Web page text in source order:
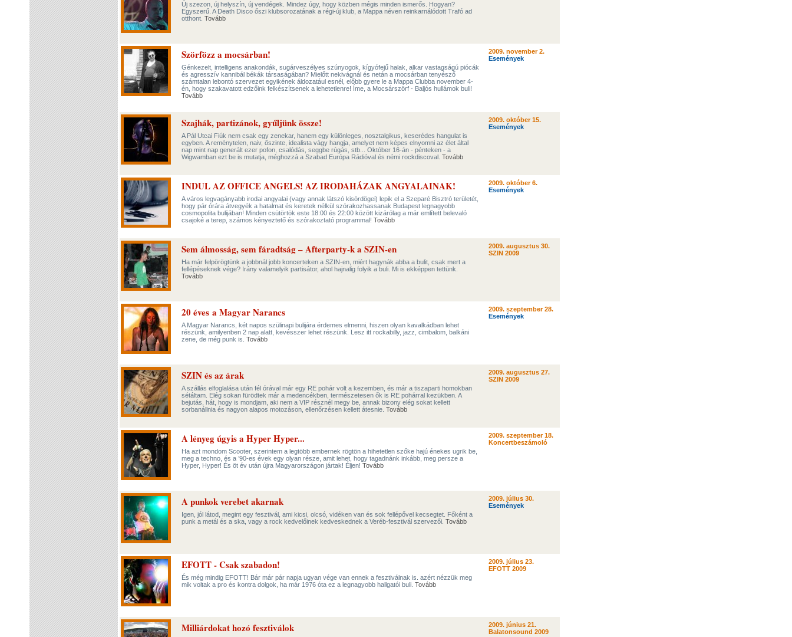
Új szezon, új helyszín, új vendégek. Mindez úgy, hogy közben mégis minden ismerős. Hogyan?
Egyszerű. A Death Disco őszi klubsorozatának a régi-új klub, a Mappa néven reinkarnálódott Trafó ad
otthont. Tovább
Szörfözz a mocsárban!
Génkezelt, intelligens anakondák, sugárveszélyes szúnyogok, kígyófejű halak, alkar vastagságú piócák
és agresszív kannibál békák társaságában? Mielőtt nekivágnál és netán a mocsárban tenyésző
számtalan lebontó szervezet egyikének áldozatául esnél, előbb gyere le a Mappa Clubba november 4-
én, hogy szakavatott edzőink felkészítsenek a lehetetlenre! Íme, a Mocsárszörf - Baljós hullámok buli!
Tovább
2009. november 2.
Események
Szajhák, partizánok, gyűljünk össze!
A Pál Utcai Fiúk nem csak egy zenekar, hanem egy különleges, nosztalgikus, keserédes hangulat is
egyben. A reménytelen, naiv, őszinte, idealista vágy hangja, amelyet nem képes elnyomni az élet által
nap mint nap generált ezer pofon, csalódás, seggbe rúgás, stb... Október 16-án - pénteken - a
Wigwamban ezt be is mutatja, méghozzá a Szabad Európa Rádióval és némi rockdiscoval. Tovább
2009. október 15.
Események
INDUL AZ OFFICE ANGELS! AZ IRODAHÁZAK ANGYALAINAK!
A város legvagányabb irodai angyalai (vagy annak látszó kisördögei) lepik el a Szeparé Bisztró területét,
hogy pár órára átvegyék a hatalmat és keretek nélkül szórakozhassanak Budapest legnagyobb
cosmopolita bulijában! Minden csütörtök este 18:00 és 22:00 között kizárólag a már említett belevaló
csajoké a terep, számos kényeztető és szórakoztató programmal! Tovább
2009. október 6.
Események
Sem álmosság, sem fáradtság – Afterparty-k a SZIN-en
Ha már felpörögtünk a jobbnál jobb koncerteken a SZIN-en, miért hagynák abba a bulit, csak mert a
fellépéseknek vége? Irány valamelyik partisátor, ahol hajnalig folyik a buli. Mi is ekképpen tettünk.
Tovább
2009. augusztus 30.
SZIN 2009
20 éves a Magyar Narancs
A Magyar Narancs, két napos szülinapi bulijára érdemes elmenni, hiszen olyan kavalkádban lehet
részünk, amilyenben 2 nap alatt, kevésszer lehet részünk. Lesz itt rockabilly, jazz, cimbalom, balkáni
zene, de még punk is. Tovább
2009. szeptember 28.
Események
SZIN és az árak
A szállás elfoglalása után fél órával már egy RE pohár volt a kezemben, és már a tiszaparti homokban
sétáltam. Elég sokan fürödtek már a medencékben, természetesen ők is RE pohárral kezükben. A
bejutás, hát, hogy is mondjam, aki nem a VIP résznél megy be, annak bizony elég sokat kellett
sorbanállnia és nagyon alapos motozáson, ellenőrzésen kellett átesnie. Tovább
2009. augusztus 27.
SZIN 2009
A lényeg úgyis a Hyper Hyper...
Ha azt mondom Scooter, szerintem a legtöbb embernek rögtön a hihetetlen szőke hajú énekes ugrik be,
meg a techno, és a ’90-es évek egy olyan része, amit lehet, hogy tagadnánk inkább, meg persze a
Hyper, Hyper! És öt év után újra Magyarországon jártak! Éljen! Tovább
2009. szeptember 18.
Koncertbeszámoló
A punkok verebet akarnak
Igen, jól látod, megint egy fesztivál, ami kicsi, olcsó, vidéken van és sok fellépővel kecsegtet. Főként a
punk a metál és a ska, vagy a rock kedvelőinek kedveskednek a Veréb-fesztivál szervezői. Tovább
2009. július 30.
Események
EFOTT - Csak szabadon!
És még mindig EFOTT! Bár már pár napja ugyan vége van ennek a fesztiválnak is. azért nézzük meg
mik voltak a pro és kontra dolgok, ha már 1976 óta ez a legnagyobb hallgatói buli. Tovább
2009. július 23.
EFOTT 2009
Milliárdokat hozó fesztiválok
2009. június 21.
Balatonsound 2009